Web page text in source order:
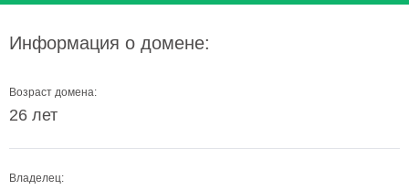
Информация о домене:
Возраст домена:
26 лет
Владелец: